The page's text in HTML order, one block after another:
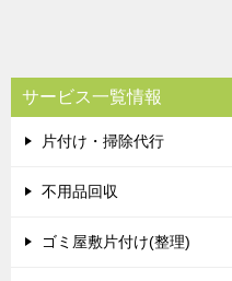
サービス一覧情報
片付け・掃除代行
不用品回収
ゴミ屋敷片付け(整理)